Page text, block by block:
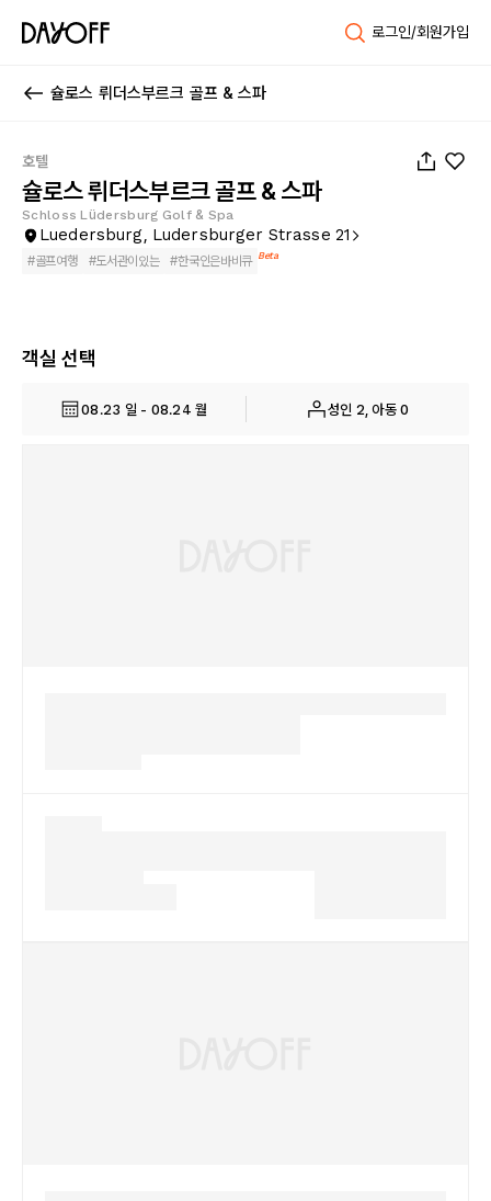
로그인/회원가입
슐로스 뤼더스부르크 골프 & 스파
호텔
슐로스 뤼더스부르크 골프 & 스파
Schloss Lüdersburg Golf & Spa
Luedersburg, Ludersburger Strasse 21
#골프여행 #도서관이있는 #한국인은바비큐 Beta
객실 선택
08.23 일 - 08.24 월 성인 2, 아동 0